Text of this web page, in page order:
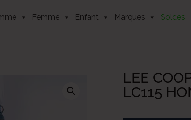
Femme Enfant Marques Soldes
LEE
LC115